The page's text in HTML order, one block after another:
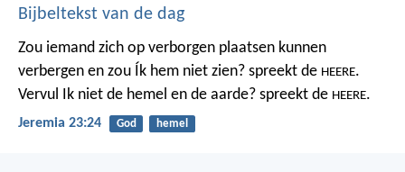
Bijbeltekst van de dag
Zou iemand zich op verborgen plaatsen kunnen
verbergen en zou Ík hem niet zien? spreekt de HEERE.
Vervul Ik niet de hemel en de aarde? spreekt de HEERE.
Jeremia 23:24 God hemel